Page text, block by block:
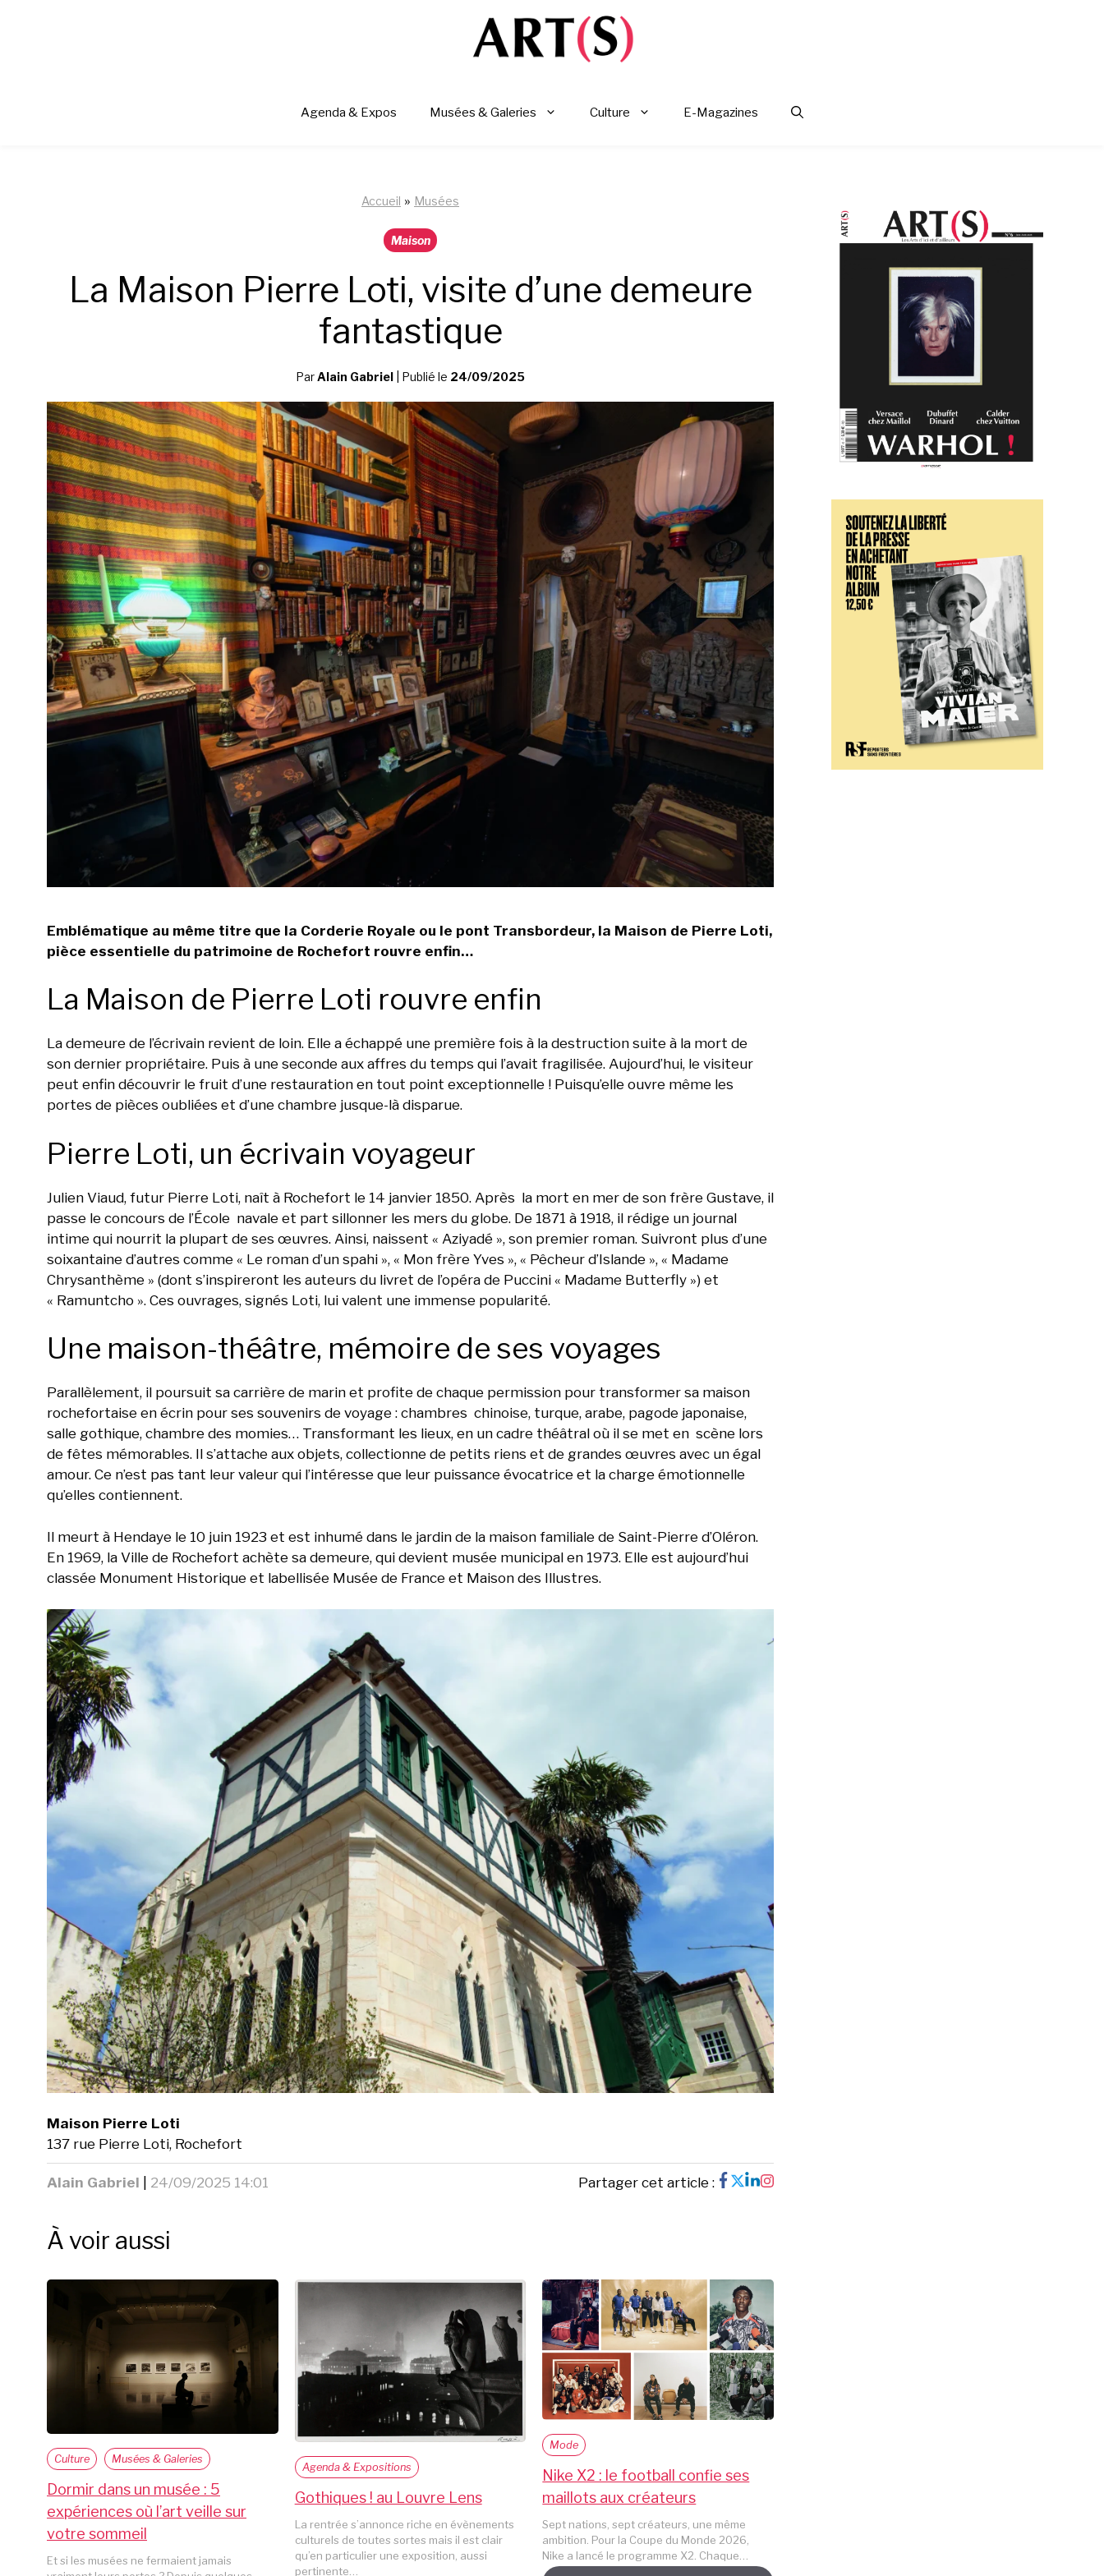
Agenda & Expos Musées & Galeries Culture E-Magazines
Accueil » Musées
Maison
La Maison Pierre Loti, visite d’une demeure
fantastique
ParAlain Gabriel Publié le 24/09/2025
Emblématique au même titre que la Corderie Royale ou le pont Transbordeur, la Maison de Pierre Loti,
pièce essentielle du patrimoine de Rochefort rouvre enfin…
La Maison de Pierre Loti rouvre enfin
La demeure de l’écrivain revient de loin. Elle a échappé une première fois à la destruction suite à la mort de
son dernier propriétaire. Puis à une seconde aux affres du temps qui l’avait fragilisée. Aujourd’hui, le visiteur
peut enfin découvrir le fruit d’une restauration en tout point exceptionnelle ! Puisqu’elle ouvre même les
portes de pièces oubliées et d’une chambre jusque-là disparue.
Pierre Loti, un écrivain voyageur
Julien Viaud, futur Pierre Loti, naît à Rochefort le 14 janvier 1850. Après la mort en mer de son frère Gustave, il
passe le concours de l’École navale et part sillonner les mers du globe. De 1871 à 1918, il rédige un journal
intime qui nourrit la plupart de ses œuvres. Ainsi, naissent « Aziyadé », son premier roman. Suivront plus d’une
soixantaine d’autres comme « Le roman d’un spahi », « Mon frère Yves », « Pêcheur d’Islande », « Madame
Chrysanthème » (dont s’inspireront les auteurs du livret de l’opéra de Puccini « Madame Butterfly ») et
« Ramuntcho ». Ces ouvrages, signés Loti, lui valent une immense popularité.
Une maison-théâtre, mémoire de ses voyages
Parallèlement, il poursuit sa carrière de marin et profite de chaque permission pour transformer sa maison
rochefortaise en écrin pour ses souvenirs de voyage : chambres chinoise, turque, arabe, pagode japonaise,
salle gothique, chambre des momies… Transformant les lieux, en un cadre théâtral où il se met en scène lors
de fêtes mémorables. Il s’attache aux objets, collectionne de petits riens et de grandes œuvres avec un égal
amour. Ce n’est pas tant leur valeur qui l’intéresse que leur puissance évocatrice et la charge émotionnelle
qu’elles contiennent.
Il meurt à Hendaye le 10 juin 1923 et est inhumé dans le jardin de la maison familiale de Saint-Pierre d’Oléron.
En 1969, la Ville de Rochefort achète sa demeure, qui devient musée municipal en 1973. Elle est aujourd’hui
classée Monument Historique et labellisée Musée de France et Maison des Illustres.
Maison Pierre Loti
137 rue Pierre Loti, Rochefort
Alain Gabriel 24/09/2025 14:01 Partager cet article :
À voir aussi
Culture Musées & Galeries
Dormir dans un musée : 5
expériences où l’art veille sur
votre sommeil
Et si les musées ne fermaient jamais
Agenda & Expositions
Gothiques ! au Louvre Lens
La rentrée s’annonce riche en évènements
culturels de toutes sortes mais il est clair
qu’en particulier une exposition, aussi
pertinente…
Mode
Nike X2 : le football confie ses
maillots aux créateurs
Sept nations, sept créateurs, une même
ambition. Pour la Coupe du Monde 2026,
Nike a lancé le programme X2. Chaque…